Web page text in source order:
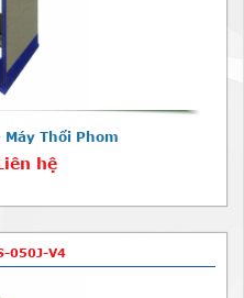
Thổi Phom
hệ
050J-V4